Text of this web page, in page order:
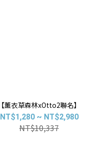
【薰衣草森林xOtto2聯名】
NT$1,280 ~ NT$2,980
NT$10,337